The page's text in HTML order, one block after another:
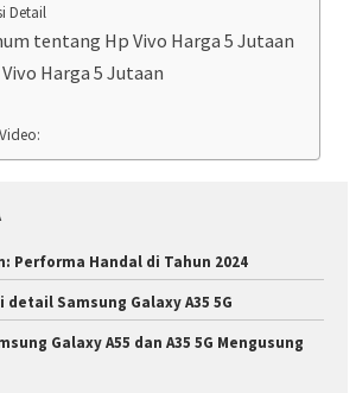
Detail
tentang Hp Vivo Harga 5 Jutaan
Harga 5 Jutaan
Performa Handal di Tahun 2024
Samsung Galaxy A35 5G
Galaxy A55 dan A35 5G Mengusung